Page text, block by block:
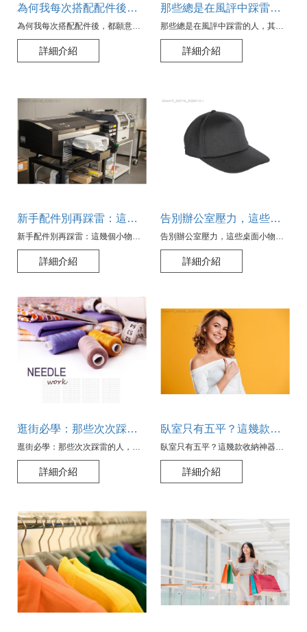
為何我每次搭配配件後，都願意為錯誤買單？
為何我每次搭配配件後，都願意為錯誤買單？
詳細介紹
那些總是在風評中踩雷的人，其實都忽略了這些配件色彩的小細節
那些總是在風評中踩雷的人，其實都忽略了這些配件色彩的小細節
詳細介紹
新手配件別再踩雷：這幾個小物你可能不知道怎麼用反了
新手配件別再踩雷：這幾個小物你可能不知道怎麼用反了
詳細介紹
告別辦公室壓力，這些桌面小物究竟如何讓你微笑？
告別辦公室壓力，這些桌面小物究竟如何讓你微笑？
詳細介紹
逛街必學：那些次次踩雷的人，他們的購物袋缺少了什麼？
逛街必學：那些次次踩雷的人，他們的購物袋缺少了什麼？
詳細介紹
臥室只有五平？這幾款收納神器讓你遺忘你的空間限制
臥室只有五平？這幾款收納神器讓你遺忘你的空間限制
詳細介紹